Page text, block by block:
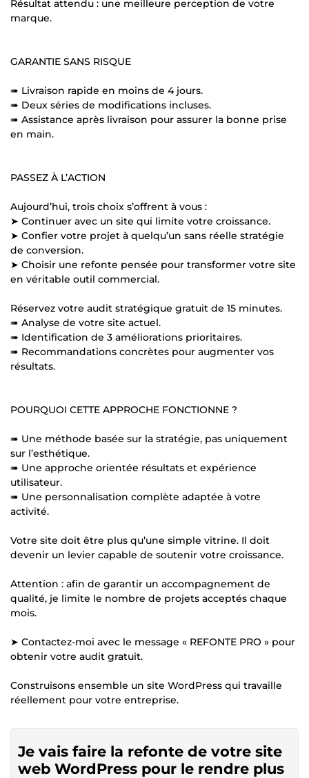
Résultat attendu : une meilleure perception de votre
marque.
GARANTIE SANS RISQUE
➠ Livraison rapide en moins de 4 jours.
➠ Deux séries de modifications incluses.
➠ Assistance après livraison pour assurer la bonne prise
en main.
PASSEZ À L’ACTION
Aujourd’hui, trois choix s’offrent à vous :
➤ Continuer avec un site qui limite votre croissance.
➤ Confier votre projet à quelqu’un sans réelle stratégie
de conversion.
➤ Choisir une refonte pensée pour transformer votre site
en véritable outil commercial.
Réservez votre audit stratégique gratuit de 15 minutes.
➠ Analyse de votre site actuel.
➠ Identification de 3 améliorations prioritaires.
➠ Recommandations concrètes pour augmenter vos
résultats.
POURQUOI CETTE APPROCHE FONCTIONNE ?
➠ Une méthode basée sur la stratégie, pas uniquement
sur l’esthétique.
➠ Une approche orientée résultats et expérience
utilisateur.
➠ Une personnalisation complète adaptée à votre
activité.
Votre site doit être plus qu’une simple vitrine. Il doit
devenir un levier capable de soutenir votre croissance.
Attention : afin de garantir un accompagnement de
qualité, je limite le nombre de projets acceptés chaque
mois.
➤ Contactez-moi avec le message « REFONTE PRO » pour
obtenir votre audit gratuit.
Construisons ensemble un site WordPress qui travaille
réellement pour votre entreprise.
Je vais faire la refonte de votre site
web WordPress pour le rendre plus